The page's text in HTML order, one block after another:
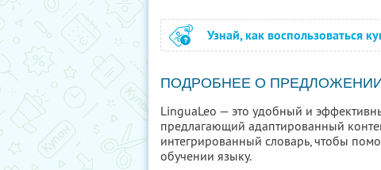
Узнай, как воспользоваться
ПОДРОБНЕЕ О
LinguaLeo — это удобный и
предлагающий адаптированный
интегрированный словарь, чтобы
обучении языку.